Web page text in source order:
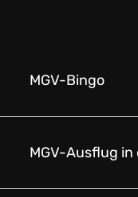
MGV-Bingo
MGV-Ausflug in